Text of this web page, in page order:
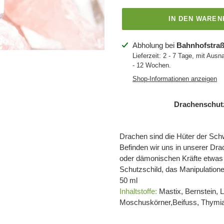
IN DEN
Produkt
zum
Warenkorb
Abholung bei
Lieferzeit: 2 - 7 Tage, mit
- 12 Wochen.
Shop-Informationen anzeigen
Drachen sind die Hüter der
Befinden wir uns in unserer
oder dämonischen Kräfte
Schutzschild, das
50 ml
Inhaltstoffe: Mastix, Bernstein,
Moschuskörner,Beifuss,